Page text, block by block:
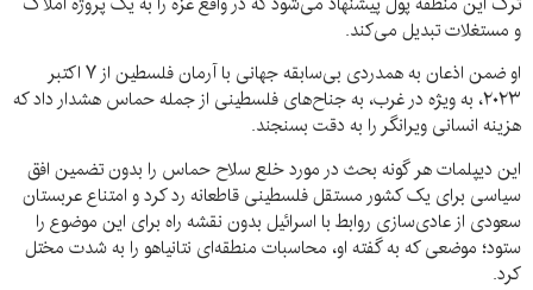
و مستغلات تبدیل می‌کند.
او ضمن اذعان به همدردی بی‌سابقه جهانی با آرمان فلسطین از ۷ اکتبر
۲۰۲۳، به ویژه در غرب، به جناح‌های فلسطینی از جمله حماس هشدار داد که
هزینه انسانی ویرانگر را به دقت بسنجند.
این دیپلمات هر گونه بحث در مورد خلع سلاح حماس را بدون تضمین افق
سیاسی برای یک کشور مستقل فلسطینی قاطعانه رد کرد و امتناع عربستان
سعودی از عادی‌سازی روابط با اسرائیل بدون نقشه راه برای این موضوع را
ستود؛ موضعی که به گفته او، محاسبات منطقه‌ای نتانیاهو را به شدت مختل
کرد.